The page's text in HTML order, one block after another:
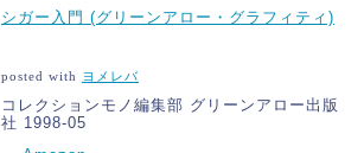
シガー入門 (グリーンアロー・グラフィティ)
posted with ヨメレバ
コレクションモノ編集部 グリーンアロー出版
社 1998-05